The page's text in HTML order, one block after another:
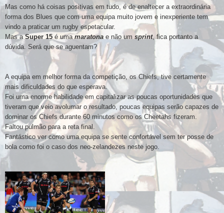
Mas como há coisas positivas em tudo, é de enaltecer a extraordinária
forma dos Blues que com uma equipa muito jovem e inexperiente tem
vindo a praticar um rugby espetacular.
Mas a Super 15 é umamaratona e não um sprint, fica portanto a
dúvida. Será que se aguentam?
A equipa em melhor forma da competição, os Chiefs, tive certamente
mais dificuldades do que esperava.
Foi uma enorme habilidade em capitalizar as poucas oportunidades que
tiveram que veio avolumar o resultado, poucas equipas serão capazes de
dominar os Chiefs durante 60 minutos como os Cheetahs fizeram.
Faltou pulmão para a reta final.
Fantástico ver como uma equipa se sente confortável sem ter posse de
bola como foi o caso dos neo-zelandezes neste jogo.